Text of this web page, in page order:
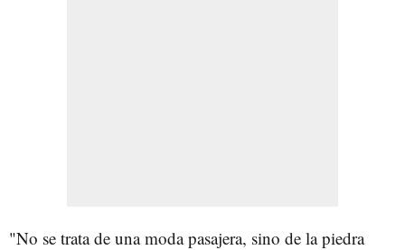
"No se trata de una moda pasajera, sino de la piedra